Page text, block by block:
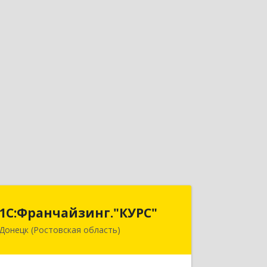
1С:Франчайзинг."КУРС"
Донецк (Ростовская область)
1С:Франчайзинг."КУРС"
346330, Ростовская обл, Донецк г,